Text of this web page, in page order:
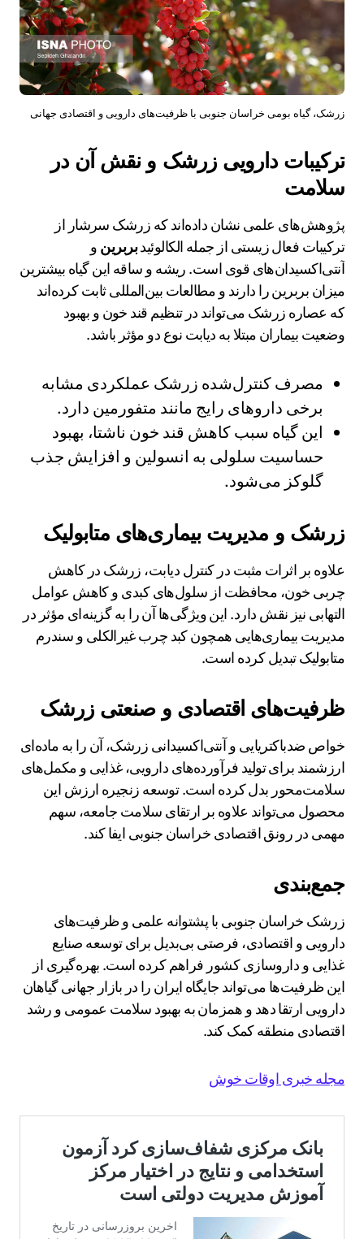
زرشک، گیاه بومی خراسان جنوبی با ظرفیت‌های دارویی و اقتصادی جهانی
ترکیبات دارویی زرشک و نقش آن در
سلامت
پژوهش‌های علمی نشان داده‌اند که زرشک سرشار از
ترکیبات فعال زیستی از جمله الکالوئیدبربرین و
آنتی‌اکسیدان‌های قوی است. ریشه و ساقه این گیاه بیشترین
میزان بربرین را دارند و مطالعات بین‌المللی ثابت کرده‌اند
که عصاره زرشک می‌تواند در تنظیم قند خون و بهبود
وضعیت بیماران مبتلا به دیابت نوع دو مؤثر باشد.
مصرف کنترل‌شده زرشک عملکردی مشابه
برخی داروهای رایج مانند متفورمین دارد.
این گیاه سبب کاهش قند خون ناشتا، بهبود
حساسیت سلولی به انسولین و افزایش جذب
گلوکز می‌شود.
زرشک و مدیریت بیماری‌های متابولیک
علاوه بر اثرات مثبت در کنترل دیابت، زرشک در کاهش
چربی خون، محافظت از سلول‌های کبدی و کاهش عوامل
التهابی نیز نقش دارد. این ویژگی‌ها آن را به گزینه‌ای مؤثر در
مدیریت بیماری‌هایی همچون کبد چرب غیرالکلی و سندرم
متابولیک تبدیل کرده است.
ظرفیت‌های اقتصادی و صنعتی زرشک
خواص ضدباکتریایی و آنتی‌اکسیدانی زرشک، آن را به ماده‌ای
ارزشمند برای تولید فرآورده‌های دارویی، غذایی و مکمل‌های
سلامت‌محور بدل کرده است. توسعه زنجیره ارزش این
محصول می‌تواند علاوه بر ارتقای سلامت جامعه، سهم
مهمی در رونق اقتصادی خراسان جنوبی ایفا کند.
جمع‌بندی
زرشک خراسان جنوبی با پشتوانه علمی و ظرفیت‌های
دارویی و اقتصادی، فرصتی بی‌بدیل برای توسعه صنایع
غذایی و داروسازی کشور فراهم کرده است. بهره‌گیری از
این ظرفیت‌ها می‌تواند جایگاه ایران را در بازار جهانی گیاهان
دارویی ارتقا دهد و همزمان به بهبود سلامت عمومی و رشد
اقتصادی منطقه کمک کند.
مجله خبری اوقات خوش